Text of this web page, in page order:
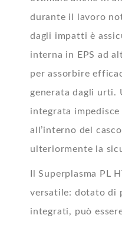
durante il lavoro
dagli impatti è
interna in EPS ad
per assorbire
generata dagli urti.
integrata
all’interno del
ulteriormente la
Il Superplasma PL
versatile: dotato di
integrati, può